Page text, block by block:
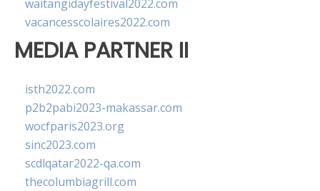
waitangidayfestival2022.com
vacancesscolaires2022.com
MEDIA PARTNER II
isth2022.com
p2b2pabi2023-makassar.com
wocfparis2023.org
sinc2023.com
scdlqatar2022-qa.com
thecolumbiagrill.com